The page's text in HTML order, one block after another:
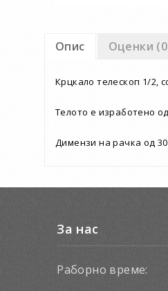
Опис Оценки
Крцкало телескоп 1/2,
Телото е изработено
Димензи на рачка од
За нас
Раборно време: